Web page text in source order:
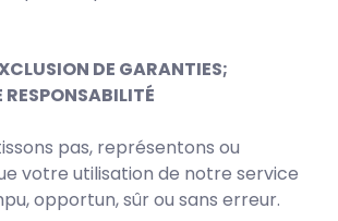
DE GARANTIES;
pas, représentons ou
votre utilisation de notre service
opportun, sûr ou sans erreur.